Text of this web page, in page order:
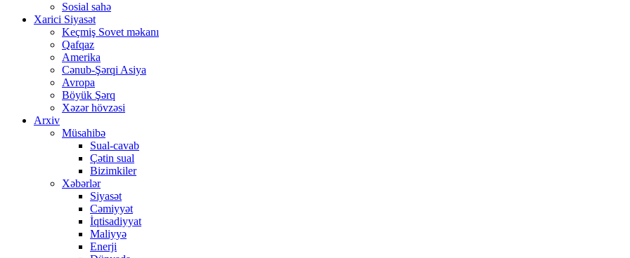
Sosial sahə
Xarici Siyasət
Keçmiş Sovet məkanı
Qafqaz
Amerika
Cənub-Şərqi Asiya
Avropa
Böyük Şərq
Xəzər hövzəsi
Arxiv
Müsahibə
Sual-cavab
Çətin sual
Bizimkiler
Xəbərlər
Siyasət
Cəmiyyət
İqtisadiyyat
Maliyyə
Enerji